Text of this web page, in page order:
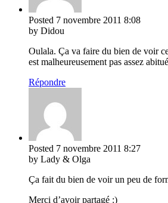
Posted 7 novembre 2011 8:08
by Didou
Oulala. Ça va faire du bien de voir
est malheureusement pas assez
Répondre
Posted 7 novembre 2011 8:27
by Lady & Olga
Ça fait du bien de voir un peu de
Merci d’avoir partagé :)